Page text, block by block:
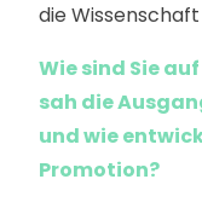
die
Wie sind Sie
sah die
und wie
Promotion?